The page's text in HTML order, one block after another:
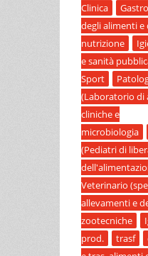
Clinica
degli alimenti e
nutrizione
e sanità
Sport
(Laboratorio di
cliniche e
microbiologia
(Pediatri di
Veterinario
allevamenti e
zootecniche
prod.
trasf